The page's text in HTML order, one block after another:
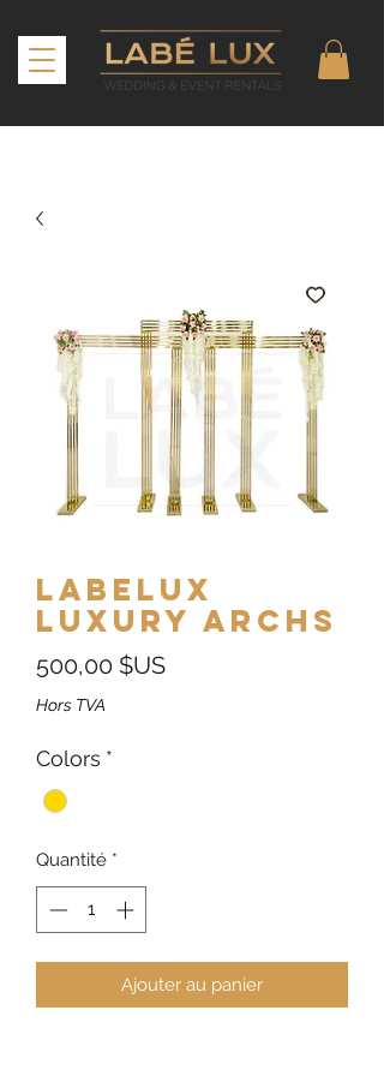
Labelux
Luxury Archs
500,00 $USPrix
Hors TVA
Colors *
Quantité *
Ajouter au panier